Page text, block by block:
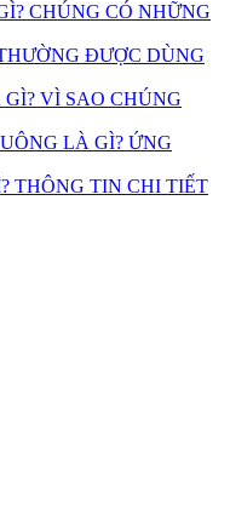
CHÚNG CÓ NHỮNG
ĐƯỢC DÙNG
VÌ SAO CHÚNG
LÀ GÌ? ỨNG
THÔNG TIN CHI TIẾT